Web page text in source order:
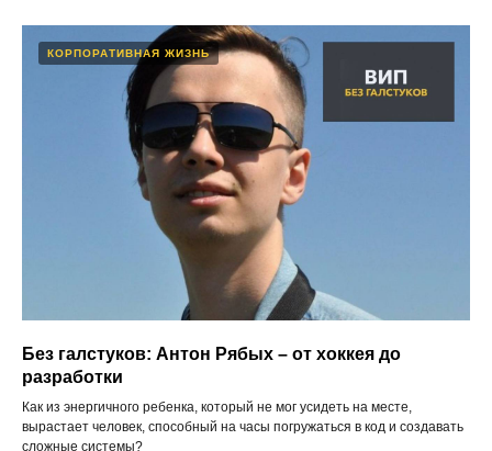
КОРПОРАТИВНАЯ ЖИЗНЬ
Без галстуков: Антон Рябых – от хоккея до
разработки
Как из энергичного ребенка, который не мог усидеть на месте,
вырастает человек, способный на часы погружаться в код и создавать
сложные системы?